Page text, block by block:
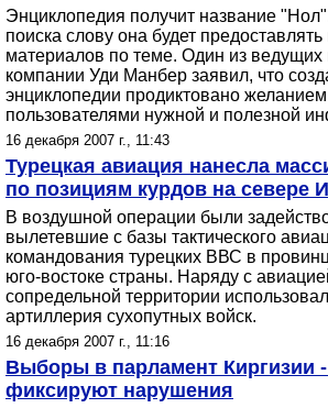
Энциклопедия получит название
поиска слову она будет
материалов по теме. Один из ведущих
компании Уди Манбер заявил, что
энциклопедии продиктовано
пользователями нужной и полезной
16 декабря 2007 г., 11:43
Турецкая авиация нанесла
по позициям курдов на севере
В воздушной операции были
вылетевшие с базы тактического
командования турецких ВВС в
юго-востоке страны. Наряду с
сопредельной территории
артиллерия сухопутных войск.
16 декабря 2007 г., 11:16
Выборы в парламент Киргизии
фиксируют нарушения